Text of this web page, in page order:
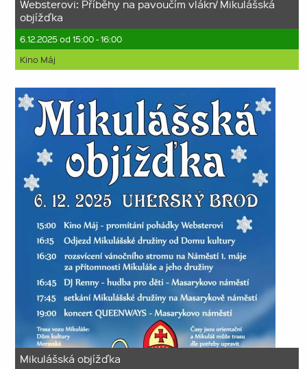
Websterovi: Příběhy na pavoučím vlákn/ Mikulášská
objížďka
6.12.2025 od 15:00 - 16:00
Kino Máj
Mikulášská objížďka